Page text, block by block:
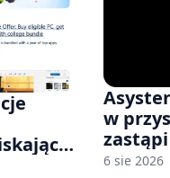
po
w
6 sie 2026